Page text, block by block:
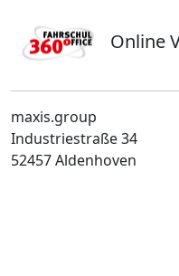
Online
maxis.group
Industriestraße 34
52457 Aldenhoven